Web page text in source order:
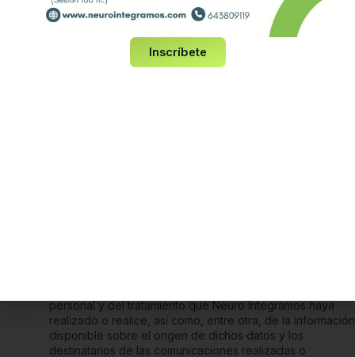
Los datos personales serán tratados como confidenciales por el
Responsable del tratamiento, quien se compromete a informar de y
a garantizar por medio de una obligación legal o contractual que
dicha confidencialidad sea respetada por sus empleados,
asociados, y toda persona a la cual le haga accesible la
personal y del tratamiento queNeuro Integramoshaya
realizado o realice, así como, entre otra, de la información
disponible sobre el origen de dichos datos y los
destinatarios de las comunicaciones realizadas o
Inscríbete